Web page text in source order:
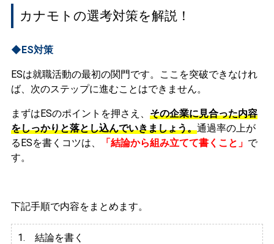
カナモトの選考対策を解説！
◆ES対策
ESは就職活動の最初の関門です。ここを突破できなけれ
ば、次のステップに進むことはできません。
まずはESのポイントを押さえ、 その企業に見合った内容
をしっかりと落とし込んでいきましょう。通過率の上が
るESを書くコツは、
「結論から組み立てて書くこと」 で
す。
下記手順で内容をまとめます。
1. 結論を書く